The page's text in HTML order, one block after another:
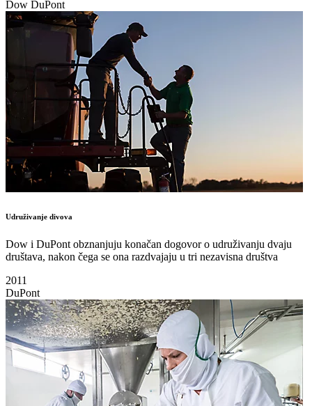
Dow DuPont
Udruživanje divova
Dow i DuPont obznanjuju konačan dogovor o udruživanju dvaju
društava, nakon čega se ona razdvajaju u tri nezavisna društva
2011
DuPont